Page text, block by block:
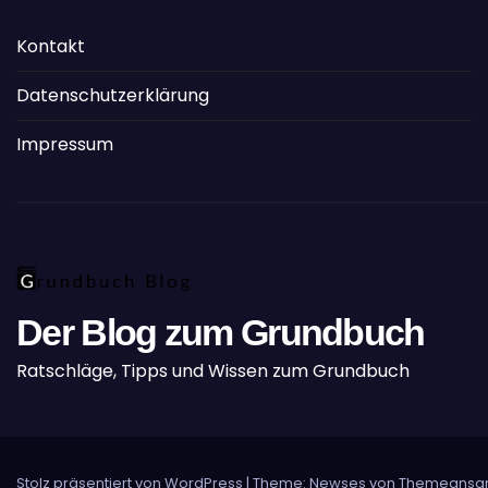
Kontakt
Datenschutzerklärung
Impressum
Der Blog zum Grundbuch
Ratschläge, Tipps und Wissen zum Grundbuch
Stolz präsentiert von WordPress | Theme: Newses von